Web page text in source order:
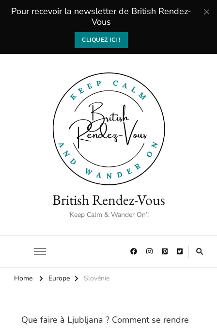
Pour recevoir la newsletter de British Rendez-
Vous
CLIQUEZ ICI !
British Rendez-Vous
‘Keep Calm & Wander On’!
Home Europe Slovénie
Que faire à Ljubljana ? Comment se rendre